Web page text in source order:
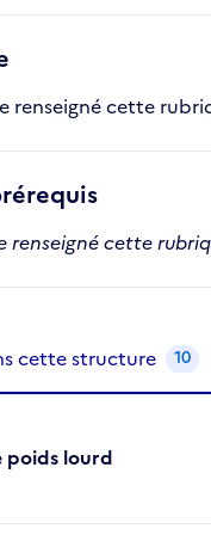
renseigné cette
renseigné cette
cette structure 10
poids lourd